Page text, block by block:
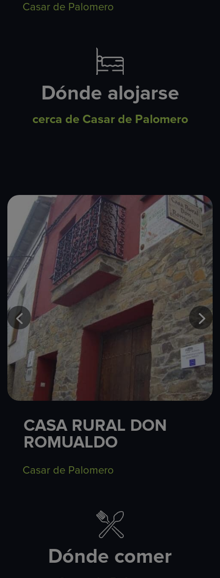
Casar de Palomero
Dónde alojarse
cerca de Casar de Palomero
CASA RURAL DON
ROMUALDO
Casar de Palomero
Dónde comer